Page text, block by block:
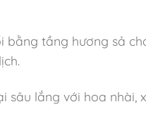
bằng tầng hương sả
sâu lắng với hoa